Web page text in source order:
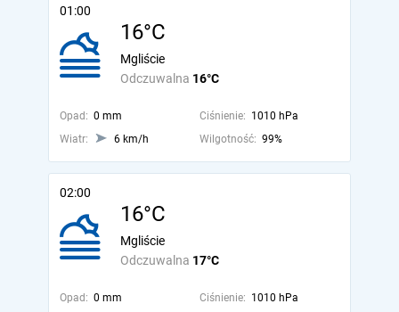
01:00
16°C
Odczuwalna 16°C
Mgliście
Opad: 0 mm Ciśnienie: 1010 hPa
Wiatr:
6 km/h Wilgotność: 99%
02:00
16°C
Odczuwalna 17°C
Mgliście
Opad: 0 mm Ciśnienie: 1010 hPa